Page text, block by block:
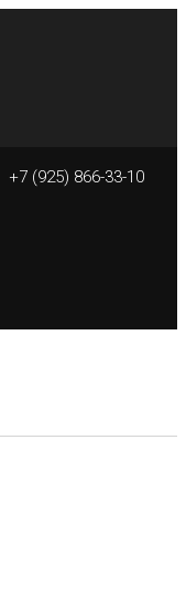
+7 (925) 866-33-10